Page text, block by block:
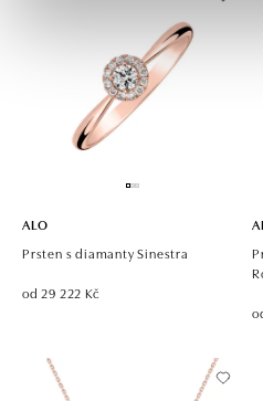
ALO
Prsten s diamanty Sinestra
od 29 222 Kč